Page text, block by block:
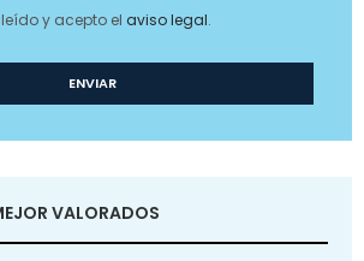
leído y acepto el aviso legal.
VALORADOS